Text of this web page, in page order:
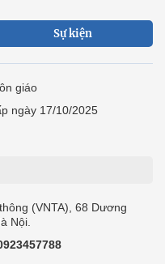
Sự kiện
giáo
ngày 17/10/2025
(VNTA), 68 Dương
Nội.